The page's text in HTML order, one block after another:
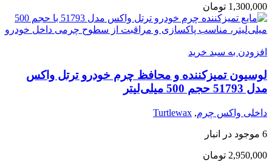
1,300,000 تومان
افزودن به سبد خرید
لوسیون تمیزکننده و محافظ چرم خودرو ترتل واکس
مدل 51793 حجم 500 میلی‌لیتر
داخلی واکس چرم,
Turtlewax
6 موجود در انبار
2,950,000 تومان